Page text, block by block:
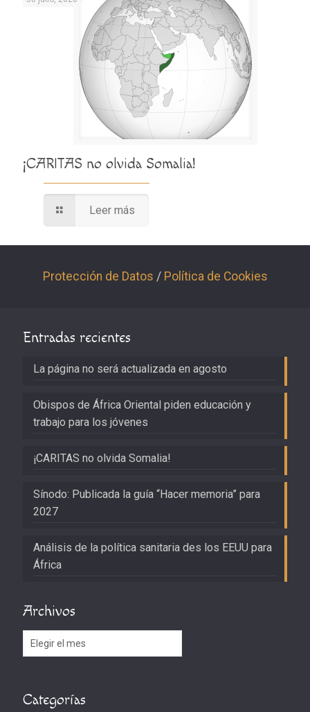
¡CARITAS no olvida Somalia!
Leer más
Protección de Datos / Política de Cookies
Entradas recientes
La página no será actualizada en agosto
Obispos de África Oriental piden educación y
trabajo para los jóvenes
¡CARITAS no olvida Somalia!
Sínodo: Publicada la guía “Hacer memoria” para
2027
Análisis de la política sanitaria des los EEUU para
África
Archivos
Archivos
Categorías